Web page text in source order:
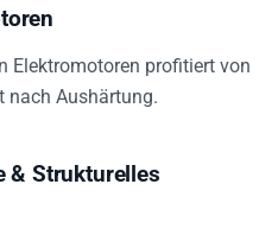
Elektromotoren profitiert von
nach Aushärtung.
& Strukturelles